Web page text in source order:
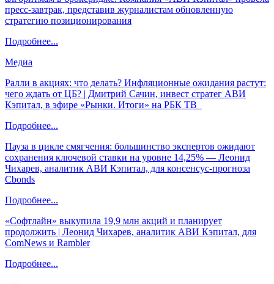
пресс-завтрак, представив журналистам обновленную
стратегию позиционирования
Подробнее...
Медиа
Ралли в акциях: что делать? Инфляционные ожидания растут:
чего ждать от ЦБ? | Дмитрий Сачин, инвест стратег АВИ
Кэпитал, в эфире «Рынки. Итоги» на РБК ТВ
Подробнее...
Пауза в цикле смягчения: большинство экспертов ожидают
сохранения ключевой ставки на уровне 14,25% — Леонид
Чихарев, аналитик АВИ Кэпитал, для консенсус-прогноза
Cbonds
Подробнее...
«Софтлайн» выкупила 19,9 млн акций и планирует
продолжить | Леонид Чихарев, аналитик АВИ Кэпитал, для
ComNews и Rambler
Подробнее...